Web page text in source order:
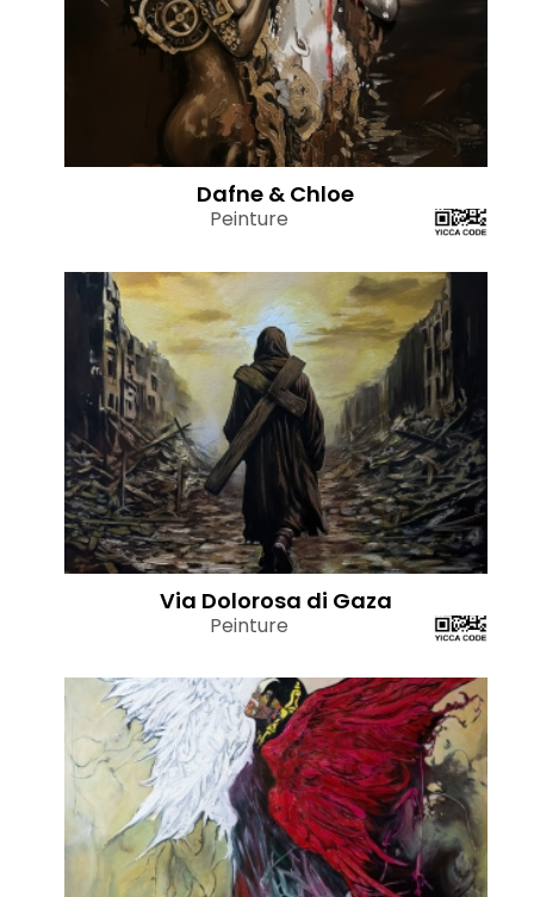
Dafne & Chloe
Peinture
Via Dolorosa di Gaza
Peinture